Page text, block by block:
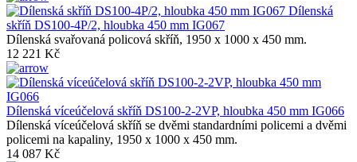
Dílenská
skříň DS100-4P/2, hloubka 450 mm IG067
Dílenská svařovaná policová skříň, 1950 x 1000 x 450 mm.
12 221 Kč
Dílenská víceúčelová skříň DS100-2-2VP, hloubka 450 mm IG066
Dílenská víceúčelová skříň se dvěmi standardními policemi a dvěmi
policemi na kapaliny, 1950 x 1000 x 450 mm.
14 087 Kč